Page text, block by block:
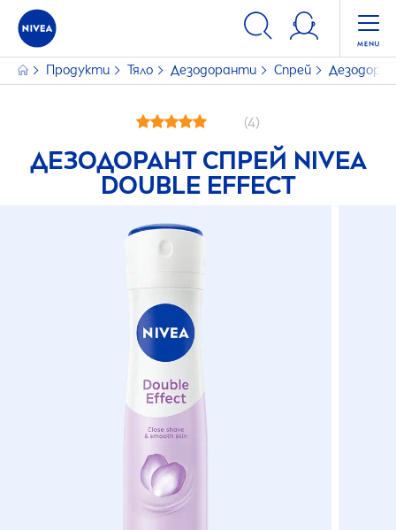
Продукти Тяло Дезодоранти Спрей
(4)
ДЕЗОДОРАНТ СПРЕЙ NIVEA
DOUBLE EFFECT